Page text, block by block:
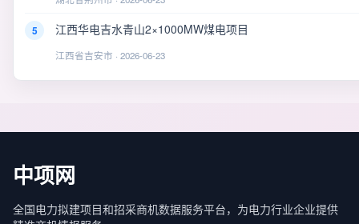
5 江西华电吉水青山2×1000MW煤电项目
江西省吉安市 · 2026-06-23
中项网
全国电力拟建项目和招采商机数据服务平台，为电力行业企业提供